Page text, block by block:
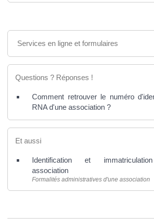
Services en ligne et formulaires
Questions ? Réponses !
Comment retrouver le numéro
RNA d'une association ?
Et aussi
Identification et
association
Formalités administratives d'une association